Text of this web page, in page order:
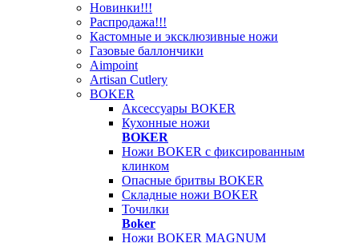
Новинки!!!
Распродажа!!!
Кастомные и эксклюзивные ножи
Газовые баллончики
Aimpoint
Artisan Cutlery
BOKER
Аксессуары BOKER
Кухонные ножи
BOKER
Ножи BOKER с фиксированным
клинком
Опасные бритвы BOKER
Складные ножи BOKER
Точилки
Boker
Ножи BOKER MAGNUM